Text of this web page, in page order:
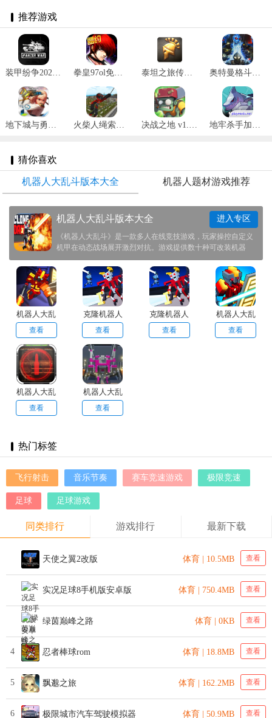
推荐游戏
装甲纷争2025最新版 v2024.1.18.2 拳皇97ol免费版 v3.3.5 泰坦之旅传奇版完整版纯净版 v3.0.5141 奥特曼格斗进化重生中文版 v3.3.2
地下城与勇士女枪手 V1.0.7安卓版 火柴人绳索英雄内置作弊 v3.0.7 决战之地 v1.0.18 地牢杀手加强版 v0.718.3
猜你喜欢
机器人大乱斗版本大全 机器人题材游戏推荐
机器人大乱斗版本大全
《机器人大乱斗》是一款多人在线竞技游戏，玩家操控自定义
机甲在动态战场展开激烈对抗。游戏提供数十种可改装机器
人，涵盖近战、远程和支援类型，支持配件自由组合与涂装设
计。战斗融合地形破坏与能量管理系统，团队配合与战术微操
决定胜负。快节奏的3D乱斗体验，满足机甲爱好者的战斗幻
进入专区
机器人大乱
斗官方正版
查看
克隆机器人
大乱斗mod
菜单
查看
克隆机器人
大乱斗中文
查看
机器人大乱
斗无广告版
查看
机器人大乱
斗官方手机
查看
机器人大乱
斗
查看
热门标签
飞行射击 音乐节奏 赛车竞速游戏 极限竞速
足球 足球游戏
同类排行 游戏排行 最新下载
天使之翼2改版 体育 | 10.5MB 查看
实况足球8手机版安卓版 体育 | 750.4MB 查看
绿茵巅峰之路 体育 | 0KB 查看
4 忍者棒球rom 体育 | 18.8MB 查看
5 飘邈之旅 体育 | 162.2MB 查看
6 极限城市汽车驾驶模拟器 体育 | 50.9MB 查看